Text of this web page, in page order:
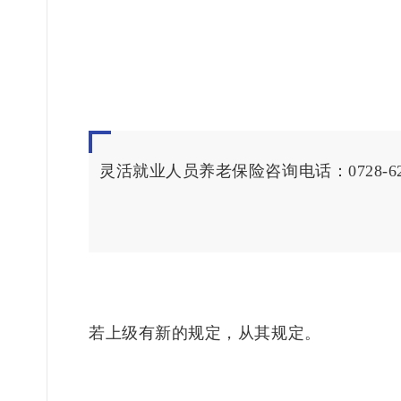
灵活就业人员养老保险咨询电话：0728-
若上级有新的规定，从其规定。